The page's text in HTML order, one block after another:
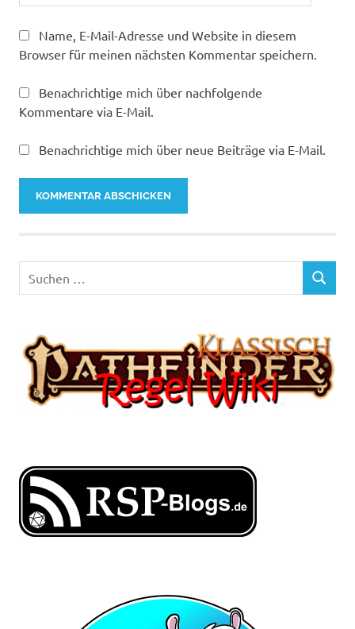
Name, E-Mail-Adresse und Website in diesem
Browser für meinen nächsten Kommentar speichern.
Benachrichtige mich über nachfolgende
Kommentare via E-Mail.
Benachrichtige mich über neue Beiträge via E-Mail.
nach:
SUCHEN